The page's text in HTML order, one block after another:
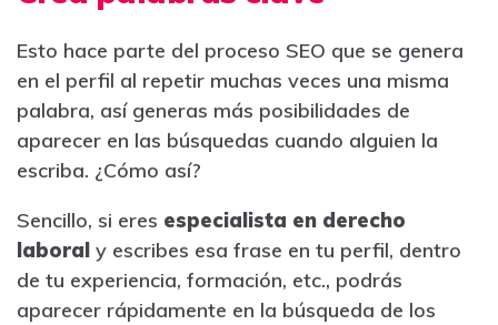
Esto hace parte del proceso SEO que se genera
en el perfil al repetir muchas veces una misma
palabra, así generas más posibilidades de
aparecer en las búsquedas cuando alguien la
escriba. ¿Cómo así?
Sencillo, si eres especialista en derecho
laboral y escribes esa frase en tu perfil, dentro
de tu experiencia, formación, etc., podrás
aparecer rápidamente en la búsqueda de los